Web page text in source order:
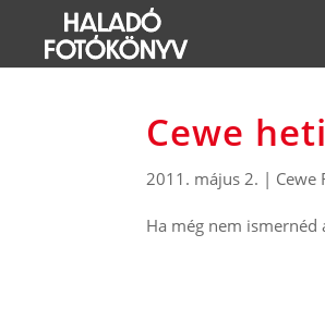
Cewe
2011. május 2. | Cewe
Ha még nem